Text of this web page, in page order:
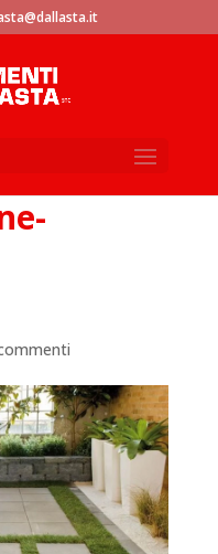
|| []; function gtag()
new Date()); gtag('config',